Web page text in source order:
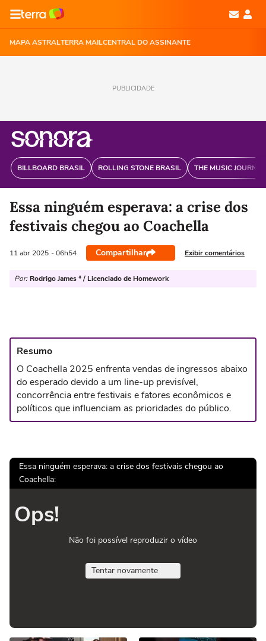
MAPA ASTRALTERRA MAILCENTRAL DO ASSINANTE
PUBLICIDADE
BILLBOARD BRASIL ROLLING STONE BRASIL THE MUSIC
Essa ninguém esperava: a crise dos
festivais chegou ao Coachella
11 abr 2025 - 06h54 Compartilhar Exibir comentários
Por: Rodrigo James * / Licenciado de Homework
Resumo
O Coachella 2025 enfrenta vendas de ingressos abaixo
do esperado devido a um line-up previsível,
concorrência entre festivais e fatores econômicos e
políticos que influenciam as prioridades do público.
Essa ninguém esperava: a crise dos festivais chegou ao
Coachella:
Ops!
Não foi possível reproduzir o vídeo
Tentar novamente